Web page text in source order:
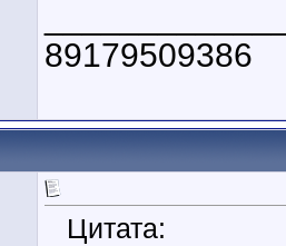
89179509386
Цитата: